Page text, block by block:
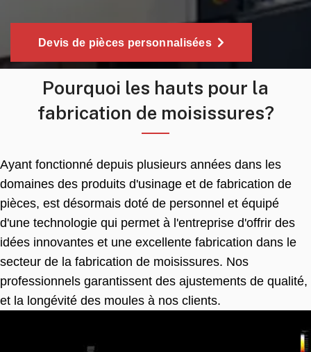
Devis de pièces personnalisées
Pourquoi les hauts pour la
fabrication de moisissures?
Ayant fonctionné depuis plusieurs années dans les
domaines des produits d'usinage et de fabrication de
pièces, est désormais doté de personnel et équipé
d'une technologie qui permet à l'entreprise d'offrir des
idées innovantes et une excellente fabrication dans le
secteur de la fabrication de moisissures. Nos
professionnels garantissent des ajustements de qualité,
et la longévité des moules à nos clients.